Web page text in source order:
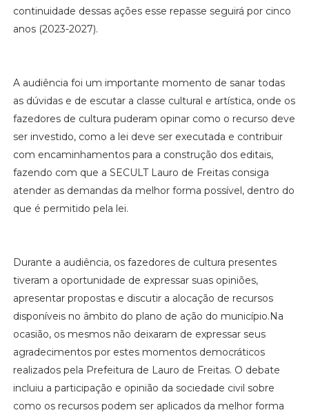
continuidade dessas ações esse repasse seguirá por cinco
anos (2023-2027).
A audiência foi um importante momento de sanar todas
as dúvidas e de escutar a classe cultural e artística, onde os
fazedores de cultura puderam opinar como o recurso deve
ser investido, como a lei deve ser executada e contribuir
com encaminhamentos para a construção dos editais,
fazendo com que a SECULT Lauro de Freitas consiga
atender as demandas da melhor forma possível, dentro do
que é permitido pela lei.
Durante a audiência, os fazedores de cultura presentes
tiveram a oportunidade de expressar suas opiniões,
apresentar propostas e discutir a alocação de recursos
disponíveis no âmbito do plano de ação do município.Na
ocasião, os mesmos não deixaram de expressar seus
agradecimentos por estes momentos democráticos
realizados pela Prefeitura de Lauro de Freitas. O debate
incluiu a participação e opinião da sociedade civil sobre
como os recursos podem ser aplicados da melhor forma